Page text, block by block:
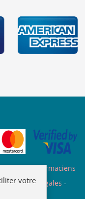
des pharmaciens
légales -
votre